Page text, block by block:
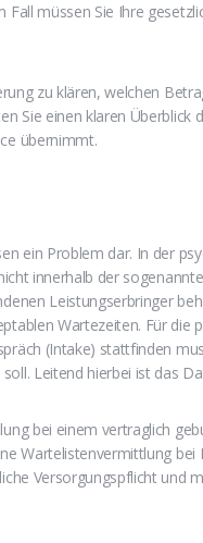
müssen Sie Ihre
zu klären, welchen
Sie einen klaren Überblick
übernimmt.
ein Problem dar. In der
innerhalb der
Leistungserbringer
Wartezeiten. Für die
(Intake) stattfinden
Leitend hierbei ist das
bei einem vertraglich
Wartelistenvermittlung bei
Versorgungspflicht und